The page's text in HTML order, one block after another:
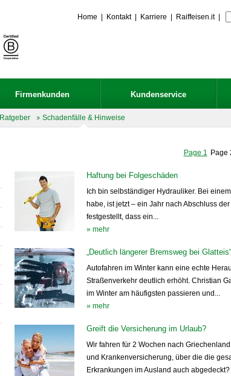
Home Kontakt| Karriere Raiffeisen.it|
Firmenkunden Kundenservice
Ratgeber Schadenfälle & Hinweise
Page 1 Page
Haftung bei Folgeschäden
Ich bin selbständiger Hydrauliker. Bei
habe, ist jetzt – ein Jahr nach Abschluss
festgestellt, dass ein...
» mehr
„Deutlich längerer Bremsweg bei Glatteis“
Autofahren im Winter kann eine echte
Straßenverkehr deutlich erhöht. Christian
im Winter am häufigsten passieren und...
» mehr
Greift die Versicherung im Urlaub?
Wir fahren für 2 Wochen nach
und Krankenversicherung, über die die
Erkrankungen im Ausland auch abgedeckt?